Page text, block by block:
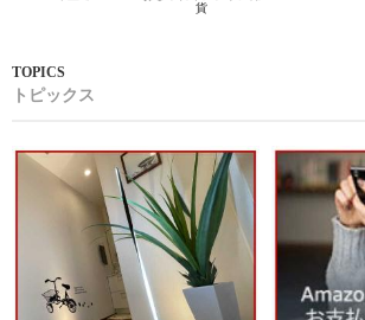
貨
トピックス